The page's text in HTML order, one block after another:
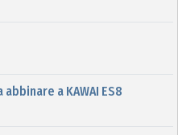
a KAWAI ES8